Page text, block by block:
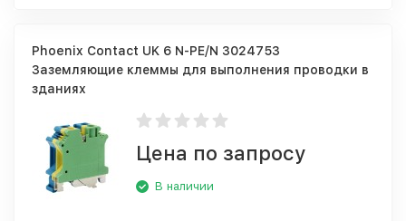
Phoenix Contact UK 6 N-PE/N 3024753
Заземляющие клеммы для выполнения проводки в
зданиях
Цена по запросу
В наличии